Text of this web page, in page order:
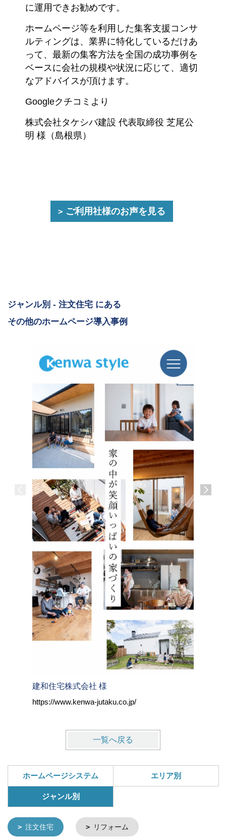
に運用できお勧めです。
ホームページ等を利用した集客支援コンサ
ルティングは、業界に特化しているだけあ
って、最新の集客方法を全国の成功事例を
ベースに会社の規模や状況に応じて、適切
なアドバイスが頂けます。
Googleクチコミより
株式会社タケシバ建設 代表取締役 芝尾公
明 様（島根県）
ご利用社様のお声を見る
ジャンル別 - 注文住宅 にある
その他のホームページ導入事例
建和住宅株式会社 様
https://www.kenwa-jutaku.co.jp/
一覧へ戻る
ホームページシステム エリア別
ジャンル別
注文住宅 リフォーム